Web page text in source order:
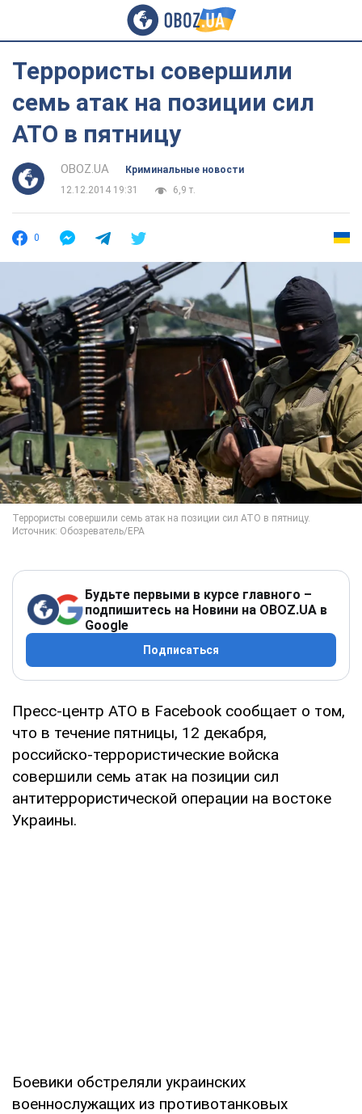
Террористы совершили
семь атак на позиции сил
АТО в пятницу
OBOZ.UA
Криминальные новости
12.12.2014 19:31
6,9 т.
0
Будьте первыми в курсе главного –
подпишитесь на Новини на OBOZ.UA в
Google
Подписаться
Пресс-центр АТО в Facebook сообщает о том,
что в течение пятницы, 12 декабря,
российско-террористические войска
совершили семь атак на позиции сил
антитеррористической операции на востоке
Украины.
Боевики обстреляли украинских
военнослужащих из противотанковых